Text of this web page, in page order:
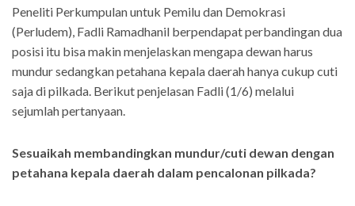
Peneliti Perkumpulan untuk Pemilu dan Demokrasi
(Perludem), Fadli Ramadhanil berpendapat perbandingan dua
posisi itu bisa makin menjelaskan mengapa dewan harus
mundur sedangkan petahana kepala daerah hanya cukup cuti
saja di pilkada. Berikut penjelasan Fadli (1/6) melalui
sejumlah pertanyaan.
Sesuaikah membandingkan mundur/cuti dewan dengan
petahana kepala daerah dalam pencalonan pilkada?